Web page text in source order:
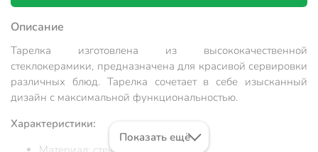
Описание
Тарелка изготовлена из высококачественной
стеклокерамики, предназначена для красивой сервировки
различных блюд. Тарелка сочетает в себе изысканный
дизайн с максимальной функциональностью.
Характеристики:
Показать ещё